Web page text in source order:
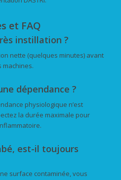
et FAQ
instillation ?
nette (quelques minutes) avant
machines.
dépendance ?
physiologique n’est
la durée maximale pour
est-il toujours
surface contaminée, vous